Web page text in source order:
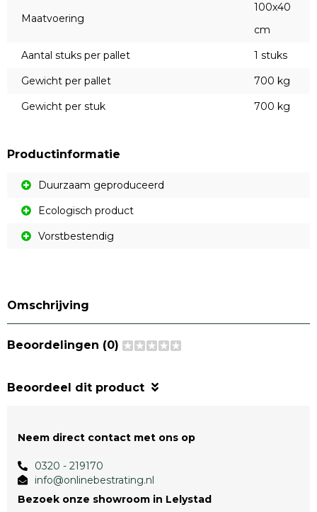
Maatvoering
100x40
cm
Aantal stuks per pallet
1 stuks
Gewicht per pallet
700 kg
Gewicht per stuk
700 kg
Productinformatie
Duurzaam geproduceerd
Ecologisch product
Vorstbestendig
Omschrijving
Beoordelingen (0)
Beoordeel dit product
Neem direct contact met ons op
0320 - 219170
info@onlinebestrating.nl
Bezoek onze showroom in Lelystad